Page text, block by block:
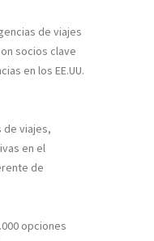
de viajes
socios clave
en los EE.UU.
de viajes,
en el
de
opciones